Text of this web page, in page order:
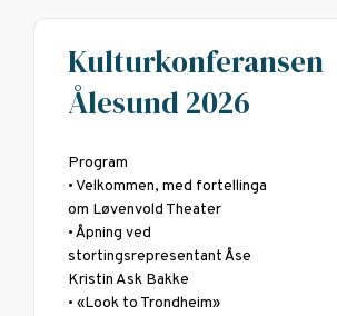
Kulturkonferansen
Ålesund 2026
Program
• Velkommen, med fortellinga
om Løvenvold Theater
• Åpning ved
stortingsrepresentant Åse
Kristin Ask Bakke
• «Look to Trondheim»